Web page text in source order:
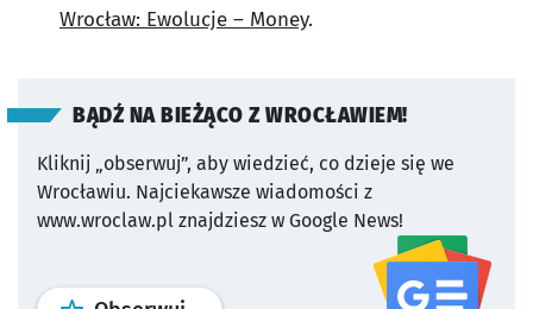
Wrocław: Ewolucje – Money.
BĄDŹ NA BIEŻĄCO Z WROCŁAWIEM!
Kliknij „obserwuj”, aby wiedzieć, co dzieje się we
Wrocławiu. Najciekawsze wiadomości z
www.wroclaw.pl znajdziesz w Google News!